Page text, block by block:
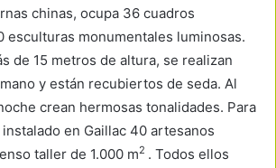
chinas, ocupa 36 cuadros
esculturas monumentales luminosas.
de 15 metros de altura, se realizan
y están recubiertos de seda. Al
crean hermosas tonalidades. Para
en Gaillac 40 artesanos
taller de 1.000 m2 . Todos ellos